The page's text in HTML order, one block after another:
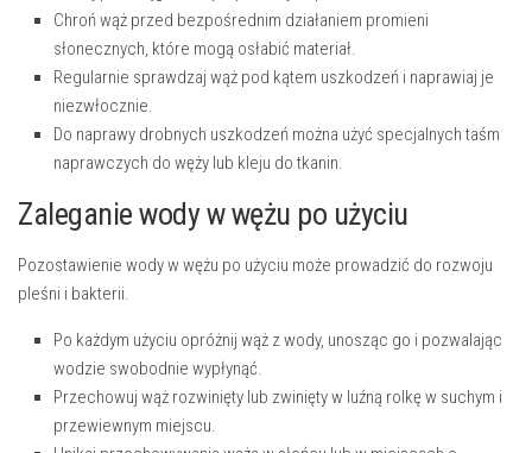
Chroń wąż przed bezpośrednim działaniem promieni
słonecznych, które mogą osłabić materiał.
Regularnie sprawdzaj wąż pod kątem uszkodzeń i naprawiaj je
niezwłocznie.
Do naprawy drobnych uszkodzeń można użyć specjalnych taśm
naprawczych do węży lub kleju do tkanin.
Zaleganie wody w wężu po użyciu
Pozostawienie wody w wężu po użyciu może prowadzić do rozwoju
pleśni i bakterii.
Po każdym użyciu opróżnij wąż z wody, unosząc go i pozwalając
wodzie swobodnie wypłynąć.
Przechowuj wąż rozwinięty lub zwinięty w luźną rolkę w suchym i
przewiewnym miejscu.